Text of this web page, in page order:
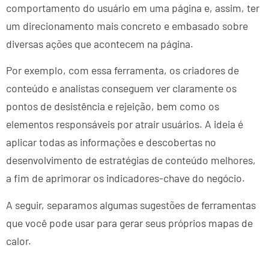
comportamento do usuário em uma página e, assim, ter
um direcionamento mais concreto e embasado sobre
diversas ações que acontecem na página.
Por exemplo, com essa ferramenta, os criadores de
conteúdo e analistas conseguem ver claramente os
pontos de desistência e rejeição, bem como os
elementos responsáveis por atrair usuários. A ideia é
aplicar todas as informações e descobertas no
desenvolvimento de estratégias de conteúdo melhores,
a fim de aprimorar os indicadores-chave do negócio.
A seguir, separamos algumas sugestões de ferramentas
que você pode usar para gerar seus próprios mapas de
calor.